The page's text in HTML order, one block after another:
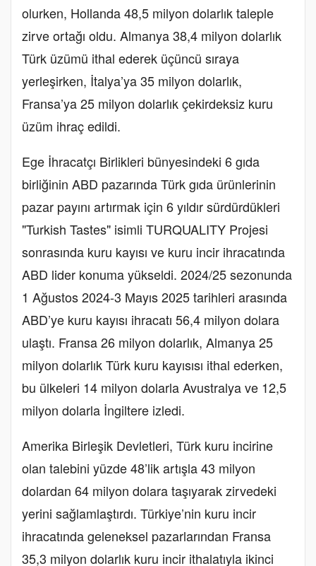
olurken, Hollanda 48,5 milyon dolarlık taleple
zirve ortağı oldu. Almanya 38,4 milyon dolarlık
Türk üzümü ithal ederek üçüncü sıraya
yerleşirken, İtalya’ya 35 milyon dolarlık,
Fransa’ya 25 milyon dolarlık çekirdeksiz kuru
üzüm ihraç edildi.
Ege İhracatçı Birlikleri bünyesindeki 6 gıda
birliğinin ABD pazarında Türk gıda ürünlerinin
pazar payını artırmak için 6 yıldır sürdürdükleri
"Turkish Tastes" isimli TURQUALITY Projesi
sonrasında kuru kayısı ve kuru incir ihracatında
ABD lider konuma yükseldi. 2024/25 sezonunda
1 Ağustos 2024-3 Mayıs 2025 tarihleri arasında
ABD’ye kuru kayısı ihracatı 56,4 milyon dolara
ulaştı. Fransa 26 milyon dolarlık, Almanya 25
milyon dolarlık Türk kuru kayısısı ithal ederken,
bu ülkeleri 14 milyon dolarla Avustralya ve 12,5
milyon dolarla İngiltere izledi.
Amerika Birleşik Devletleri, Türk kuru incirine
olan talebini yüzde 48’lik artışla 43 milyon
dolardan 64 milyon dolara taşıyarak zirvedeki
yerini sağlamlaştırdı. Türkiye’nin kuru incir
ihracatında geleneksel pazarlarından Fransa
35,3 milyon dolarlık kuru incir ithalatıyla ikinci